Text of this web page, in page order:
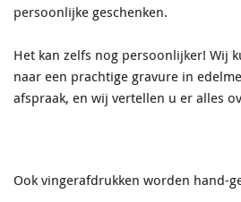
persoonlijke geschenken.
Het kan zelfs nog persoonlijker! Wij
naar een prachtige gravure in
afspraak, en wij vertellen u er alles
Ook vingerafdrukken worden hand-